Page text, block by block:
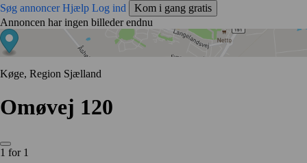
Søg annoncerHjælp Log ind
Kom i gang gratis
Annoncen har ingen billeder endnu
Køge, Region Sjælland
Omøvej 120
1 for 1